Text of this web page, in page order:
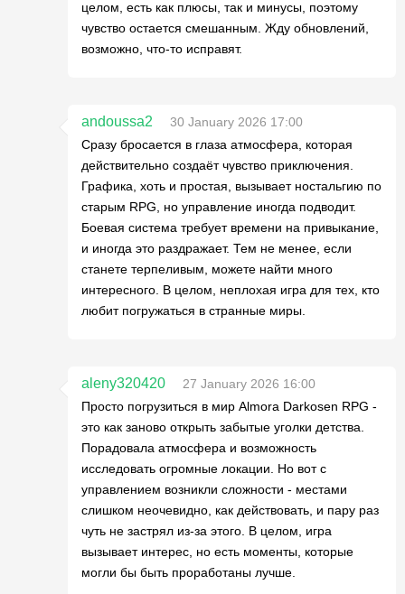
целом, есть как плюсы, так и минусы, поэтому
чувство остается смешанным. Жду обновлений,
возможно, что-то исправят.
andoussa2
30 January 2026 17:00
Сразу бросается в глаза атмосфера, которая
действительно создаёт чувство приключения.
Графика, хоть и простая, вызывает ностальгию по
старым RPG, но управление иногда подводит.
Боевая система требует времени на привыкание,
и иногда это раздражает. Тем не менее, если
станете терпеливым, можете найти много
интересного. В целом, неплохая игра для тех, кто
любит погружаться в странные миры.
aleny320420
27 January 2026 16:00
Просто погрузиться в мир Almora Darkosen RPG -
это как заново открыть забытые уголки детства.
Порадовала атмосфера и возможность
исследовать огромные локации. Но вот с
управлением возникли сложности - местами
слишком неочевидно, как действовать, и пару раз
чуть не застрял из-за этого. В целом, игра
вызывает интерес, но есть моменты, которые
могли бы быть проработаны лучше.